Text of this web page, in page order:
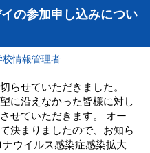
の参加申し込みについ
校情報管理者
らせていただきました。
に沿えなかった皆様に対し
せていただきます。 オー
決まりましたので、お知ら
ウイルス感染症感染拡大